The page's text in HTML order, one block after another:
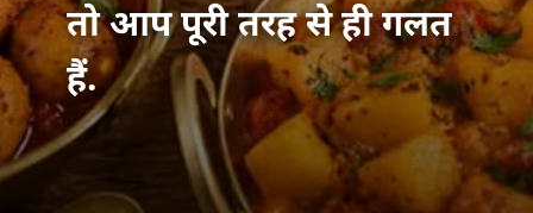
तो आप पूरी तरह से ही गलत
हैं.